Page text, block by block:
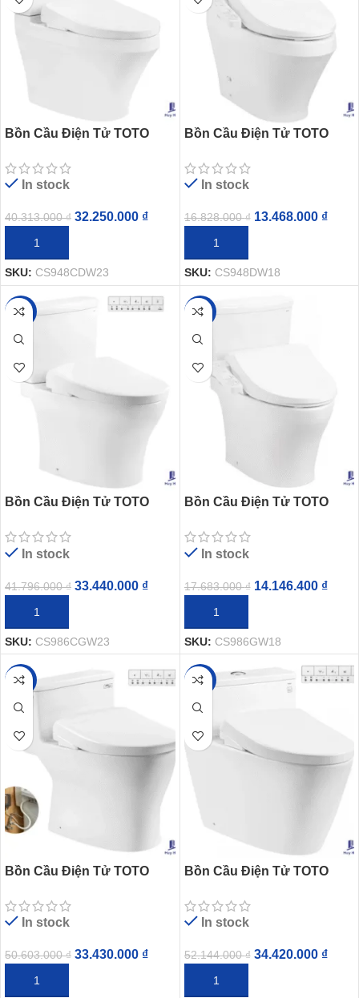
Bồn Cầu Điện Tử TOTO
Dây Nắp TCF47360GAA S7
In stock
40.313.000₫ 32.250.000 ₫
THÊM VÀO GIỎ HÀNG
SKU: CS948CDW23
Bồn Cầu Điện Tử TOTO
Washlet TCF23710AAA C2
SimpleIn stock
16.828.000₫ 13.468.000 ₫
THÊM VÀO GIỎ HÀNG
SKU: CS948DW18
-20%
Bồn Cầu Điện Tử TOTO
Washlet TCF47360GAA S7
Giấu Dây
In stock
41.796.000₫ 33.440.000 ₫
THÊM VÀO GIỎ HÀNG
SKU: CS986CGW23
-20%
Bồn Cầu Điện Tử TOTO
Washlet TCF23710AAA C2
SimpleIn stock
17.683.000₫ 14.146.400 ₫
THÊM VÀO GIỎ HÀNG
SKU: CS986GW18
-34%
Bồn Cầu Điện Tử TOTO
Nắp Washlet TCF47360GAA
S7
In stock
50.603.000₫ 33.430.000 ₫
THÊM VÀO GIỎ HÀNG
-34%
Bồn Cầu Điện Tử TOTO
Washlet TCF47360GAA S7
Giấu Dây
In stock
52.144.000₫ 34.420.000 ₫
THÊM VÀO GIỎ HÀNG